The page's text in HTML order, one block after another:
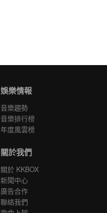
娛樂情報
音樂趨勢
音樂排行榜
年度風雲榜
關於我們
關於 KKBOX
新聞中心
廣告合作
聯絡我們